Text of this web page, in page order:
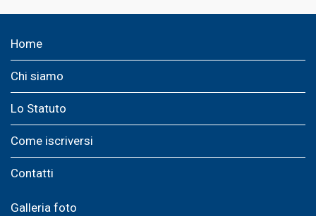
Home
Chi siamo
Lo Statuto
Come iscriversi
Contatti
Galleria foto